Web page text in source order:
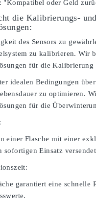
"Kompatibel oder Geld
die Kalibrierungs- und
des Sensors zu
zu kalibrieren. Wir
für die Kalibrierung
idealen Bedingungen
zu optimieren.
für die
einer Flasche mit einer
sofortigen Einsatz
garantiert eine schnelle